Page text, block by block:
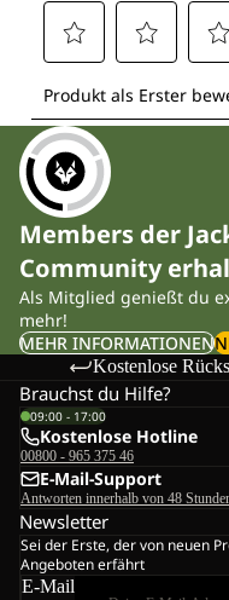
Members der
Community
Als Mitglied genießt du
mehr!
MEHR INFORMATIONEN
Kostenlose
Brauchst du Hilfe?
09:00 - 17:00
Kostenlose Hotline
00800 - 965 375 46
E-Mail-Support
Antworten innerhalb von 48
Newsletter
Sei der Erste, der von neuen
Angeboten erfährt
E-Mail